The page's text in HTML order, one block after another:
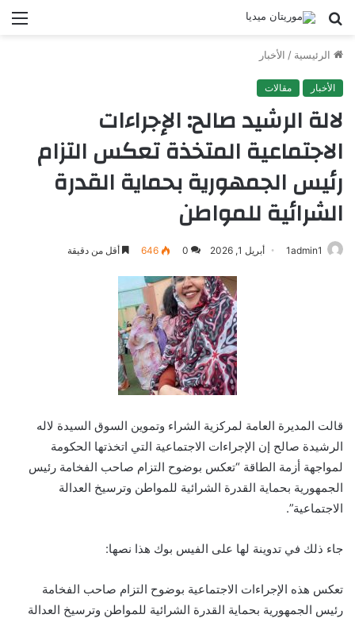
بحث
الرئيسية / الأخبار
الأخبار مقالات
لالة الرشيد صالح: الإجراءات
الاجتماعية المتخذة تعكس التزام
رئيس الجمهورية بحماية القدرة
الشرائية للمواطن
1admin1 أبريل 1, 2026 0
646 أقل من دقيقة
قالت المديرة العامة لمركزية الشراء وتموين السوق السيدة لاله
الرشيدة صالح إن الإجراءات الاجتماعية التي اتخذتها الحكومة
لمواجهة أزمة الطاقة “تعكس بوضوح التزام صاحب الفخامة رئيس
الجمهورية بحماية القدرة الشرائية للمواطن وترسيخ العدالة
الاجتماعية”.
جاء ذلك في تدوينة لها على الفيس بوك هذا نصها:
تعكس هذه الإجراءات الاجتماعية بوضوح التزام صاحب الفخامة
رئيس الجمهورية بحماية القدرة الشرائية للمواطن وترسيخ العدالة